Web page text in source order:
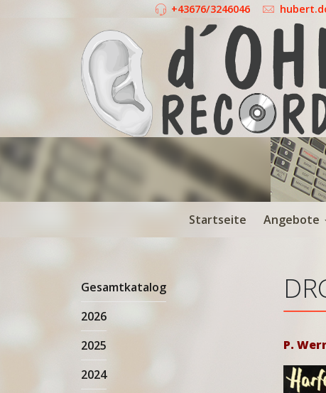
+43676/3246046
Startseite Angebote
Gesamtkatalog
2026
2025
2024
P.